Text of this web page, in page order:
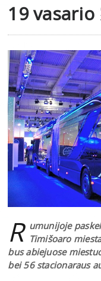
19 vasario
R umunijoje
Timišoaro
bus abiejuose
bei 56 stacionaraus